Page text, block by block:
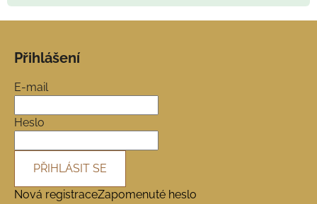
Přihlášení
E-mail
Heslo
PŘIHLÁSIT SE
Nová registraceZapomenuté heslo